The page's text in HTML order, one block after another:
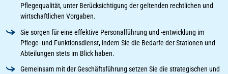
Pflegequalität, unter Berücksichtigung der geltenden rechtlichen und
wirtschaftlichen Vorgaben.
Sie sorgen für eine effektive Personalführung und -entwicklung im
Pflege- und Funktionsdienst, indem Sie die Bedarfe der Stationen und
Abteilungen stets im Blick haben.
Gemeinsam mit der Geschäftsführung setzen Sie die strategischen und